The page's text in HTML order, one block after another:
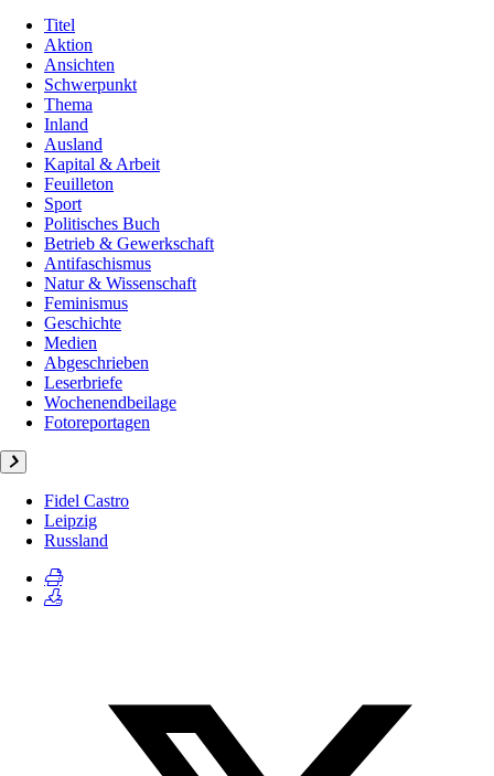
Titel
Aktion
Ansichten
Schwerpunkt
Thema
Inland
Ausland
Kapital & Arbeit
Feuilleton
Sport
Politisches Buch
Betrieb & Gewerkschaft
Antifaschismus
Natur & Wissenschaft
Feminismus
Geschichte
Medien
Abgeschrieben
Leserbriefe
Wochenendbeilage
Fotoreportagen
Fidel Castro
Leipzig
Russland